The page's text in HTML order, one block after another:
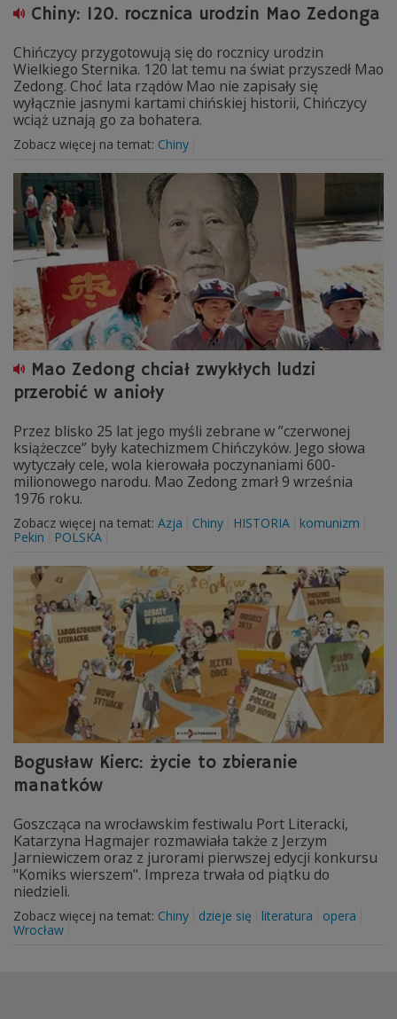
Chiny: 120. rocznica urodzin Mao Zedonga
Chińczycy przygotowują się do rocznicy urodzin
Wielkiego Sternika. 120 lat temu na świat przyszedł Mao
Zedong. Choć lata rządów Mao nie zapisały się
wyłącznie jasnymi kartami chińskiej historii, Chińczycy
wciąż uznają go za bohatera.
Zobacz więcej na temat: Chiny
Mao Zedong chciał zwykłych ludzi
przerobić w anioły
Przez blisko 25 lat jego myśli zebrane w ”czerwonej
książeczce” były katechizmem Chińczyków. Jego słowa
wytyczały cele, wola kierowała poczynaniami 600-
milionowego narodu. Mao Zedong zmarł 9 września
1976 roku.
Zobacz więcej na temat: Azja Chiny HISTORIA
komunizm
Pekin
POLSKA
Bogusław Kierc: życie to zbieranie
manatków
Goszcząca na wrocławskim festiwalu Port Literacki,
Katarzyna Hagmajer rozmawiała także z Jerzym
Jarniewiczem oraz z jurorami pierwszej edycji konkursu
"Komiks wierszem". Impreza trwała od piątku do
niedzieli.
Zobacz więcej na temat: Chiny dzieje się literatura
opera
Wrocław